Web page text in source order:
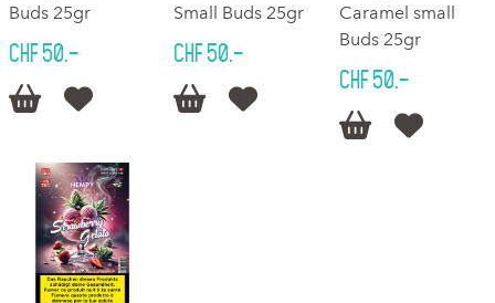
Buds 25gr
CHF 50.–
 
Small Buds 25gr
CHF 50.–
 
Caramel small
Buds 25gr
CHF 50.–
 